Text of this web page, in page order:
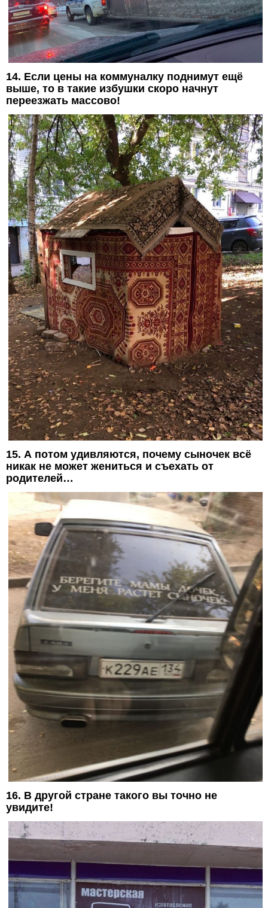
14. Если цены на коммуналку поднимут ещё
выше, то в такие избушки скоро начнут
переезжать массово!
15. А потом удивляются, почему сыночек всё
никак не может жениться и съехать от
родителей…
16. В другой стране такого вы точно не
увидите!